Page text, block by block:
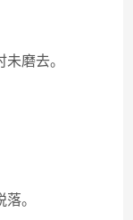
磨去。
。